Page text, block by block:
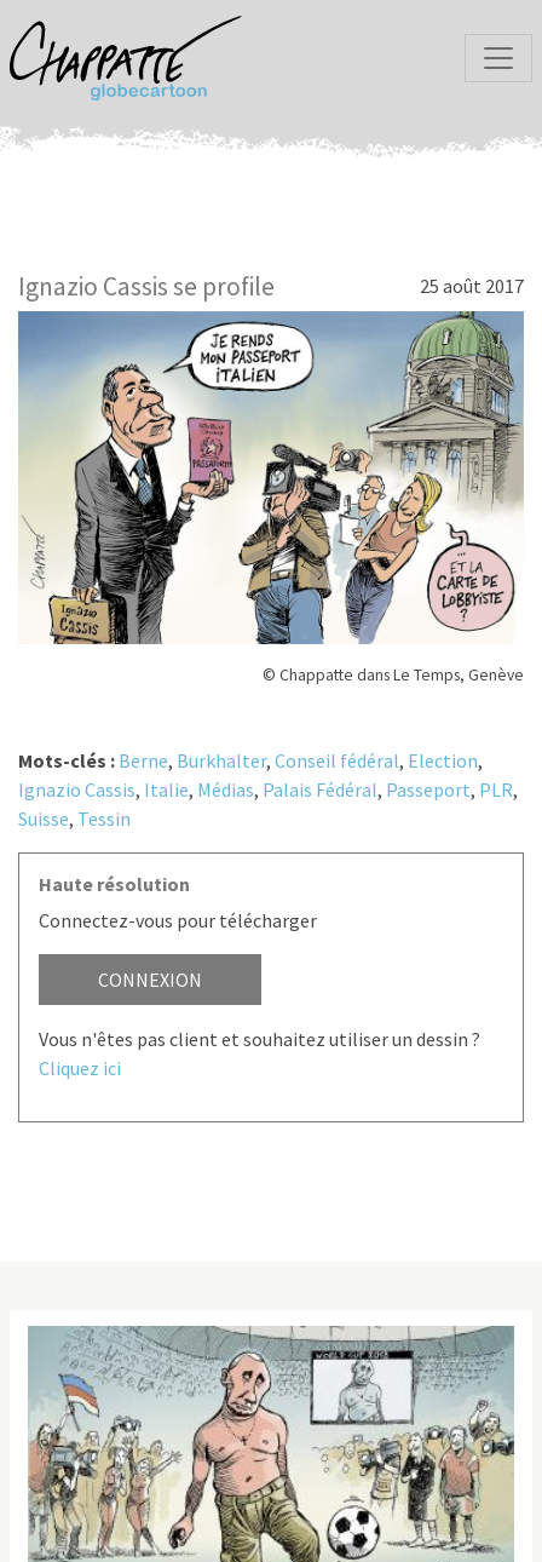
Ignazio Cassis se profile 25 août 2017
© Chappatte dans Le Temps, Genève
Mots-clés : Berne, Burkhalter, Conseil fédéral, Election,
Ignazio Cassis, Italie, Médias, Palais Fédéral, Passeport, PLR,
Suisse, Tessin
Haute résolution
Connectez-vous pour télécharger
CONNEXION
Vous n'êtes pas client et souhaitez utiliser un dessin ?
Cliquez ici